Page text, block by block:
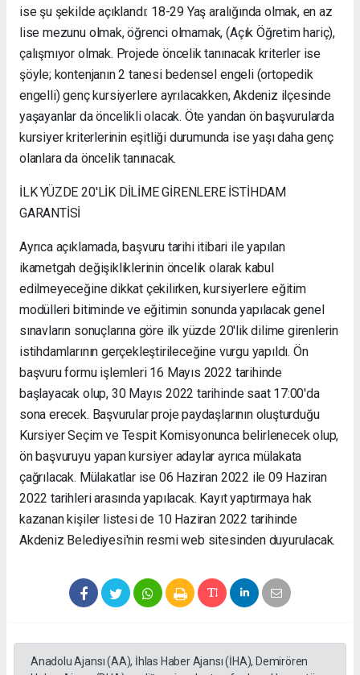
ise şu şekilde açıklandı: 18-29 Yaş aralığında olmak, en az
lise mezunu olmak, öğrenci olmamak, (Açık Öğretim hariç),
çalışmıyor olmak. Projede öncelik tanınacak kriterler ise
şöyle; kontenjanın 2 tanesi bedensel engeli (ortopedik
engelli) genç kursiyerlere ayrılacakken, Akdeniz ilçesinde
yaşayanlar da öncelikli olacak. Öte yandan ön başvurularda
kursiyer kriterlerinin eşitliği durumunda ise yaşı daha genç
olanlara da öncelik tanınacak.
İLK YÜZDE 20'LİK DİLİME GİRENLERE İSTİHDAM
GARANTİSİ
Ayrıca açıklamada, başvuru tarihi itibari ile yapılan
ikametgah değişikliklerinin öncelik olarak kabul
edilmeyeceğine dikkat çekilirken, kursiyerlere eğitim
modülleri bitiminde ve eğitimin sonunda yapılacak genel
sınavların sonuçlarına göre ilk yüzde 20'lik dilime girenlerin
istihdamlarının gerçekleştirileceğine vurgu yapıldı. Ön
başvuru formu işlemleri 16 Mayıs 2022 tarihinde
başlayacak olup, 30 Mayıs 2022 tarihinde saat 17:00'da
sona erecek. Başvurular proje paydaşlarının oluşturduğu
Kursiyer Seçim ve Tespit Komisyonunca belirlenecek olup,
ön başvuruyu yapan kursiyer adaylar ayrıca mülakata
çağrılacak. Mülakatlar ise 06 Haziran 2022 ile 09 Haziran
2022 tarihleri arasında yapılacak. Kayıt yaptırmaya hak
kazanan kişiler listesi de 10 Haziran 2022 tarihinde
Akdeniz Belediyesi'nin resmi web sitesinden duyurulacak.
Anadolu Ajansı (AA), İhlas Haber Ajansı (İHA), Demirören